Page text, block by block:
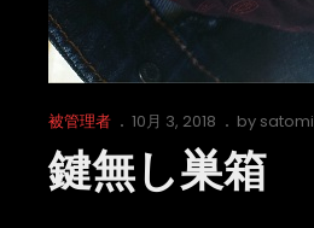
Cat
Links
被管理者
Posted
10月 3, 2018 by satomi
鍵無し巣箱